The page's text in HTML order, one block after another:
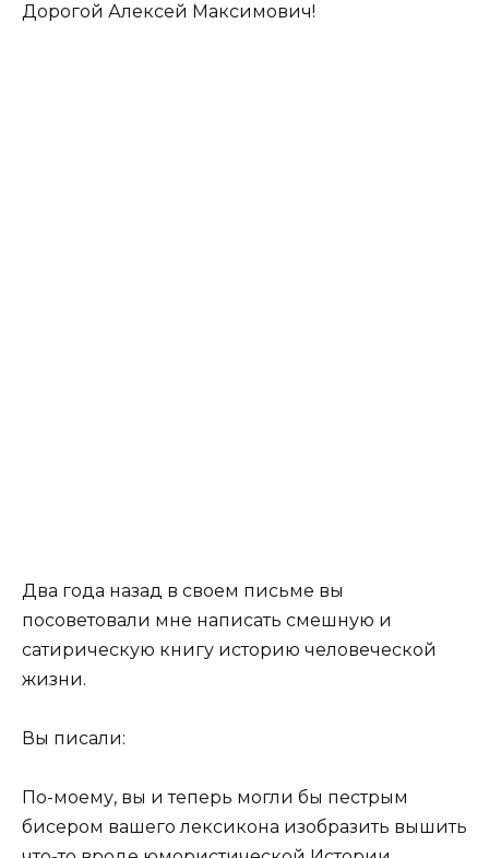
Дорогой Алексей Максимович!
Два года назад в своем письме вы
посоветовали мне написать смешную и
сатирическую книгу историю человеческой
жизни.
Вы писали:
По-моему, вы и теперь могли бы пестрым
бисером вашего лексикона изобразить вышить